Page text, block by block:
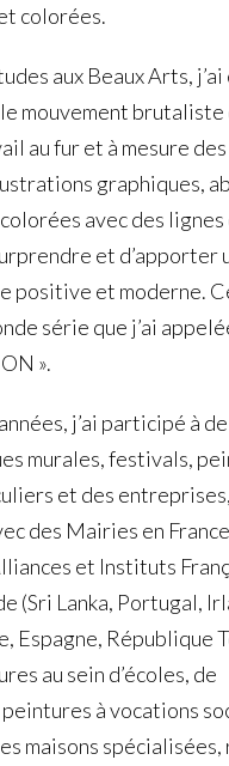
colorées.
aux Beaux Arts,
mouvement brutaliste
au fur et à mesure des
graphiques,
avec des lignes
et d’apporter
positive et moderne.
série que j’ai
».
j’ai participé à
murales, festivals,
et des entreprises,
des Mairies en
et Instituts
(Sri Lanka, Portugal,
Espagne, République
au sein d’écoles, de
à vocations
maisons